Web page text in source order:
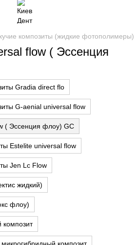
композиты (жидкие фотополимеры)
flow ( Эссенция
Gradia direct flo
G-aenial universal flow
( Эссенция флоу) GC
Estelite universal flow
Jen Lc Flow
жидкий)
флоу)
композит